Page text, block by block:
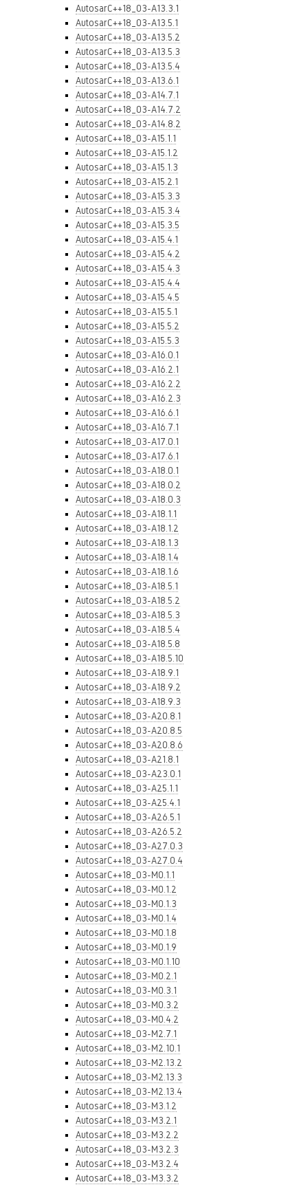
AutosarC++18_03-A13.3.1
AutosarC++18_03-A13.5.1
AutosarC++18_03-A13.5.2
AutosarC++18_03-A13.5.3
AutosarC++18_03-A13.5.4
AutosarC++18_03-A13.6.1
AutosarC++18_03-A14.7.1
AutosarC++18_03-A14.7.2
AutosarC++18_03-A14.8.2
AutosarC++18_03-A15.1.1
AutosarC++18_03-A15.1.2
AutosarC++18_03-A15.1.3
AutosarC++18_03-A15.2.1
AutosarC++18_03-A15.3.3
AutosarC++18_03-A15.3.4
AutosarC++18_03-A15.3.5
AutosarC++18_03-A15.4.1
AutosarC++18_03-A15.4.2
AutosarC++18_03-A15.4.3
AutosarC++18_03-A15.4.4
AutosarC++18_03-A15.4.5
AutosarC++18_03-A15.5.1
AutosarC++18_03-A15.5.2
AutosarC++18_03-A15.5.3
AutosarC++18_03-A16.0.1
AutosarC++18_03-A16.2.1
AutosarC++18_03-A16.2.2
AutosarC++18_03-A16.2.3
AutosarC++18_03-A16.6.1
AutosarC++18_03-A16.7.1
AutosarC++18_03-A17.0.1
AutosarC++18_03-A17.6.1
AutosarC++18_03-A18.0.1
AutosarC++18_03-A18.0.2
AutosarC++18_03-A18.0.3
AutosarC++18_03-A18.1.1
AutosarC++18_03-A18.1.2
AutosarC++18_03-A18.1.3
AutosarC++18_03-A18.1.4
AutosarC++18_03-A18.1.6
AutosarC++18_03-A18.5.1
AutosarC++18_03-A18.5.2
AutosarC++18_03-A18.5.3
AutosarC++18_03-A18.5.4
AutosarC++18_03-A18.5.8
AutosarC++18_03-A18.5.10
AutosarC++18_03-A18.9.1
AutosarC++18_03-A18.9.2
AutosarC++18_03-A18.9.3
AutosarC++18_03-A20.8.1
AutosarC++18_03-A20.8.5
AutosarC++18_03-A20.8.6
AutosarC++18_03-A21.8.1
AutosarC++18_03-A23.0.1
AutosarC++18_03-A25.1.1
AutosarC++18_03-A25.4.1
AutosarC++18_03-A26.5.1
AutosarC++18_03-A26.5.2
AutosarC++18_03-A27.0.3
AutosarC++18_03-A27.0.4
AutosarC++18_03-M0.1.1
AutosarC++18_03-M0.1.2
AutosarC++18_03-M0.1.3
AutosarC++18_03-M0.1.4
AutosarC++18_03-M0.1.8
AutosarC++18_03-M0.1.9
AutosarC++18_03-M0.1.10
AutosarC++18_03-M0.2.1
AutosarC++18_03-M0.3.1
AutosarC++18_03-M0.3.2
AutosarC++18_03-M0.4.2
AutosarC++18_03-M2.7.1
AutosarC++18_03-M2.10.1
AutosarC++18_03-M2.13.2
AutosarC++18_03-M2.13.3
AutosarC++18_03-M2.13.4
AutosarC++18_03-M3.1.2
AutosarC++18_03-M3.2.1
AutosarC++18_03-M3.2.2
AutosarC++18_03-M3.2.3
AutosarC++18_03-M3.2.4
AutosarC++18_03-M3.3.2